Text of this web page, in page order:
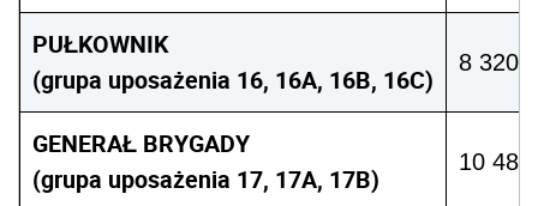
PUŁKOWNIK
(grupa uposażenia 16, 16A, 16B, 16C)
8 320
GENERAŁ BRYGADY
(grupa uposażenia 17, 17A, 17B)
10 480